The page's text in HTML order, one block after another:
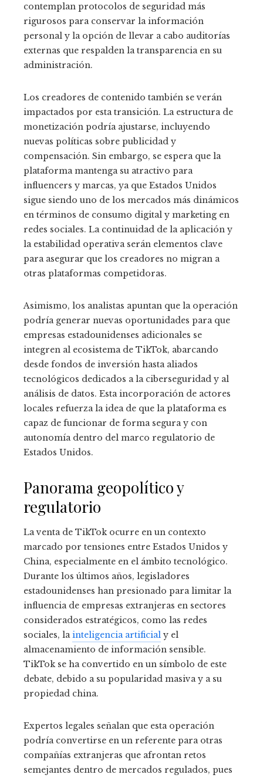
contemplan protocolos de seguridad más
rigurosos para conservar la información
personal y la opción de llevar a cabo auditorías
externas que respalden la transparencia en su
administración.
Los creadores de contenido también se verán
impactados por esta transición. La estructura de
monetización podría ajustarse, incluyendo
nuevas políticas sobre publicidad y
compensación. Sin embargo, se espera que la
plataforma mantenga su atractivo para
influencers y marcas, ya que Estados Unidos
sigue siendo uno de los mercados más dinámicos
en términos de consumo digital y marketing en
redes sociales. La continuidad de la aplicación y
la estabilidad operativa serán elementos clave
para asegurar que los creadores no migran a
otras plataformas competidoras.
Asimismo, los analistas apuntan que la operación
podría generar nuevas oportunidades para que
empresas estadounidenses adicionales se
integren al ecosistema de TikTok, abarcando
desde fondos de inversión hasta aliados
tecnológicos dedicados a la ciberseguridad y al
análisis de datos. Esta incorporación de actores
locales refuerza la idea de que la plataforma es
capaz de funcionar de forma segura y con
autonomía dentro del marco regulatorio de
Estados Unidos.
Panorama geopolítico y
regulatorio
La venta de TikTok ocurre en un contexto
marcado por tensiones entre Estados Unidos y
China, especialmente en el ámbito tecnológico.
Durante los últimos años, legisladores
estadounidenses han presionado para limitar la
influencia de empresas extranjeras en sectores
considerados estratégicos, como las redes
sociales, la inteligencia artificial y el
almacenamiento de información sensible.
TikTok se ha convertido en un símbolo de este
debate, debido a su popularidad masiva y a su
propiedad china.
Expertos legales señalan que esta operación
podría convertirse en un referente para otras
compañías extranjeras que afrontan retos
semejantes dentro de mercados regulados, pues